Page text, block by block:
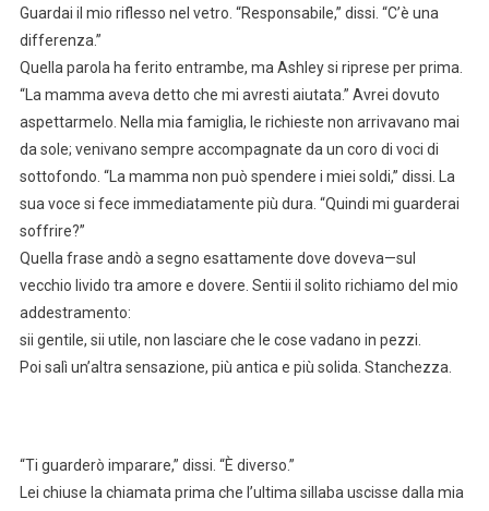
Guardai il mio riflesso nel vetro. “Responsabile,” dissi. “C’è una
differenza.”
Quella parola ha ferito entrambe, ma Ashley si riprese per prima.
“La mamma aveva detto che mi avresti aiutata.” Avrei dovuto
aspettarmelo. Nella mia famiglia, le richieste non arrivavano mai
da sole; venivano sempre accompagnate da un coro di voci di
sottofondo. “La mamma non può spendere i miei soldi,” dissi. La
sua voce si fece immediatamente più dura. “Quindi mi guarderai
soffrire?”
Quella frase andò a segno esattamente dove doveva—sul
vecchio livido tra amore e dovere. Sentii il solito richiamo del mio
addestramento:
sii gentile, sii utile, non lasciare che le cose vadano in pezzi.
Poi salì un’altra sensazione, più antica e più solida. Stanchezza.
“Ti guarderò imparare,” dissi. “È diverso.”
Lei chiuse la chiamata prima che l’ultima sillaba uscisse dalla mia